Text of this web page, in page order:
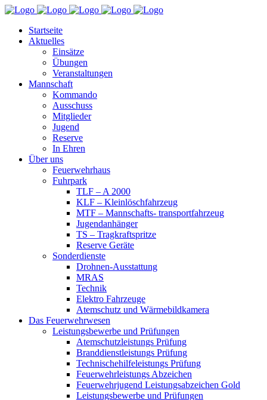
Startseite
Aktuelles
Einsätze
Übungen
Veranstaltungen
Mannschaft
Kommando
Ausschuss
Mitglieder
Jugend
Reserve
In Ehren
Über uns
Feuerwehrhaus
Fuhrpark
TLF – A 2000
KLF – Kleinlöschfahrzeug
MTF – Mannschafts- transportfahrzeug
Jugendanhänger
TS – Tragkraftspritze
Reserve Geräte
Sonderdienste
Drohnen-Ausstattung
MRAS
Technik
Elektro Fahrzeuge
Atemschutz und Wärmebildkamera
Das Feuerwehrwesen
Leistungsbewerbe und Prüfungen
Atemschutzleistungs Prüfung
Branddienstleistungs Prüfung
Technischehilfeleistungs Prüfung
Feuerwehrleistungs Abzeichen
Feuerwehrjugend Leistungsabzeichen Gold
Leistungsbewerbe und Prüfungen